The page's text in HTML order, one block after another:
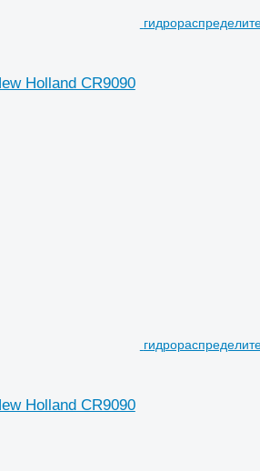
Holland CR9090
Holland CR9090